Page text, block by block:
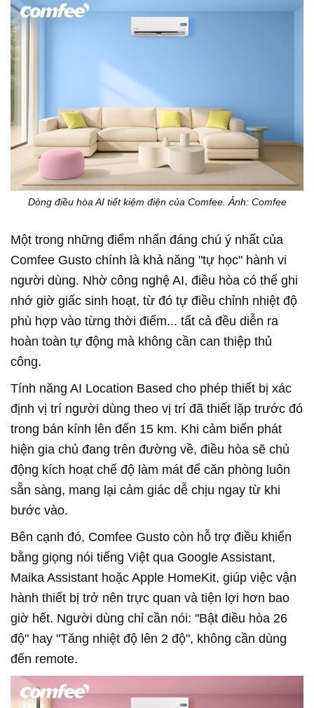
Dòng điều hòa AI tiết kiệm điện của Comfee. Ảnh: Comfee
Một trong những điểm nhấn đáng chú ý nhất của
Comfee Gusto chính là khả năng "tự học" hành vi
người dùng. Nhờ công nghệ AI, điều hòa có thể ghi
nhớ giờ giấc sinh hoạt, từ đó tự điều chỉnh nhiệt độ
phù hợp vào từng thời điểm... tất cả đều diễn ra
hoàn toàn tự động mà không cần can thiệp thủ
công.
Tính năng AI Location Based cho phép thiết bị xác
định vị trí người dùng theo vị trí đã thiết lặp trước đó
trong bán kính lên đến 15 km. Khi cảm biến phát
hiện gia chủ đang trên đường về, điều hòa sẽ chủ
động kích hoạt chế độ làm mát để căn phòng luôn
sẵn sàng, mang lại cảm giác dễ chịu ngay từ khi
bước vào.
Bên cạnh đó, Comfee Gusto còn hỗ trợ điều khiển
bằng giọng nói tiếng Việt qua Google Assistant,
Maika Assistant hoặc Apple HomeKit, giúp việc vận
hành thiết bị trở nên trực quan và tiện lợi hơn bao
giờ hết. Người dùng chỉ cần nói: "Bật điều hòa 26
độ" hay "Tăng nhiệt độ lên 2 độ", không cần dùng
đến remote.